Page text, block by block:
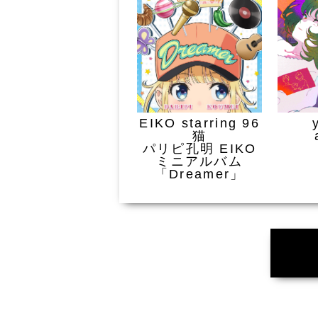
EIKO starring 96
猫
パリピ孔明 EIKO
ミニアルバム
「Dreamer」